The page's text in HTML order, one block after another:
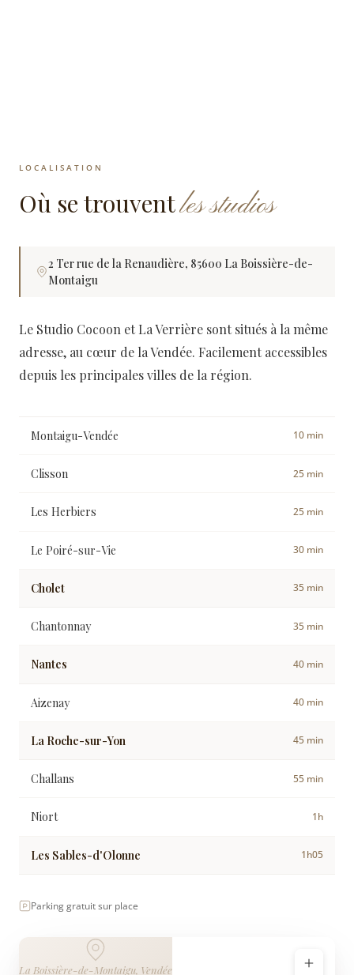
LOCALISATION
Où se trouventles studios
2 Ter rue de la Renaudière, 85600 La Boissière-de-
Montaigu
Le Studio Cocoon et La Verrière sont situés à la même
adresse, au cœur de la Vendée. Facilement accessibles
depuis les principales villes de la région.
Montaigu-Vendée 10 min
Clisson 25 min
Les Herbiers 25 min
Le Poiré-sur-Vie 30 min
Cholet 35 min
Chantonnay 35 min
Nantes 40 min
Aizenay 40 min
La Roche-sur-Yon 45 min
Challans 55 min
Niort 1h
Les Sables-d'Olonne 1h05
Parking gratuit sur place
La Boissière-de-Montaigu, Vendée